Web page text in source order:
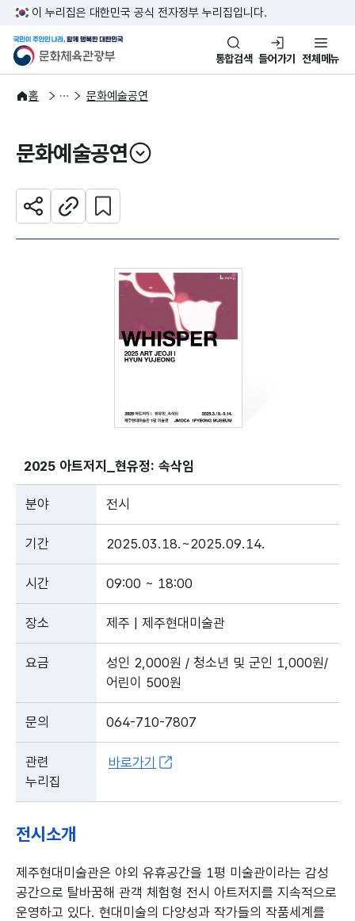
본문 바로가기
주메뉴 바로가기
이 누리집은 대한민국 공식 전자정부 누리집입니다.
문화체육관광부
국민이 주인인 나라, 함께 행복
통합검색 들어가기 전체메뉴
홈
문화광장 문화예술공연
문화예술공연
열기
공유하기주소복사
관심 콘텐츠 설정하기
2025 아트저지_현유정: 속삭임
분야 전시
기간 2025.03.18.~2025.09.14.
시간 09:00 ~ 18:00
장소 제주 | 제주현대미술관
요금
성인 2,000원 / 청소년 및 군인 1,000원/
어린이 500원
문의 064-710-7807
관련
누리집
바로가기
전시소개
제주현대미술관은 야외 유휴공간을 1평 미술관이라는 감성
공간으로 탈바꿈해 관객 체험형 전시 아트저지를 지속적으로
운영하고 있다. 현대미술의 다양성과 작가들의 작품세계를